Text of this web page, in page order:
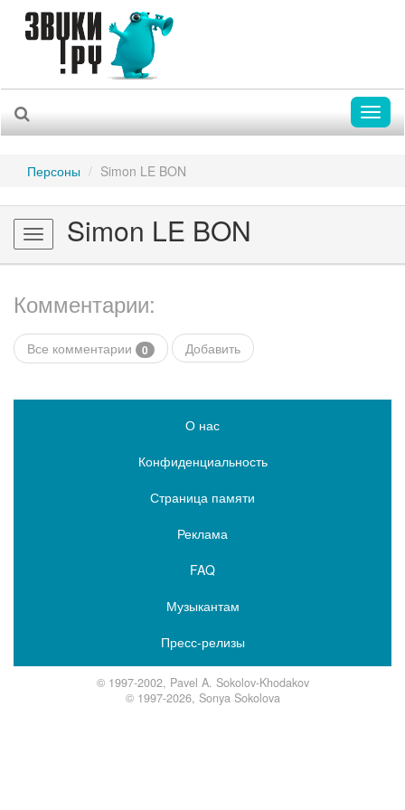
Персоны Simon LE BON
Toggle
navigation
Simon LE BON
Комментарии:
Все комментарии 0 Добавить
О нас
Конфиденциальность
Страница памяти
Реклама
FAQ
Музыкантам
Пресс-релизы
© 1997-2002, Pavel A. Sokolov-Khodakov
© 1997-2026, Sonya Sokolova